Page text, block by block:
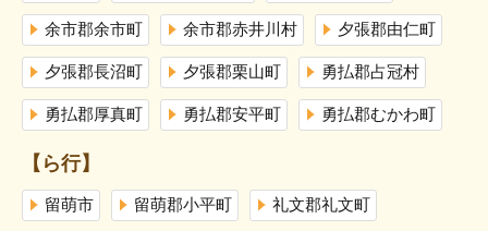
余市郡余市町 余市郡赤井川村 夕張郡由仁町
夕張郡長沼町 夕張郡栗山町 勇払郡占冠村
勇払郡厚真町 勇払郡安平町 勇払郡むかわ町
【ら行】
留萌市 留萌郡小平町 礼文郡礼文町